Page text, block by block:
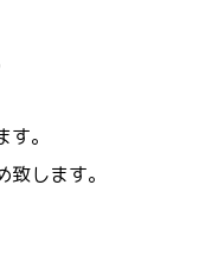
。
します。